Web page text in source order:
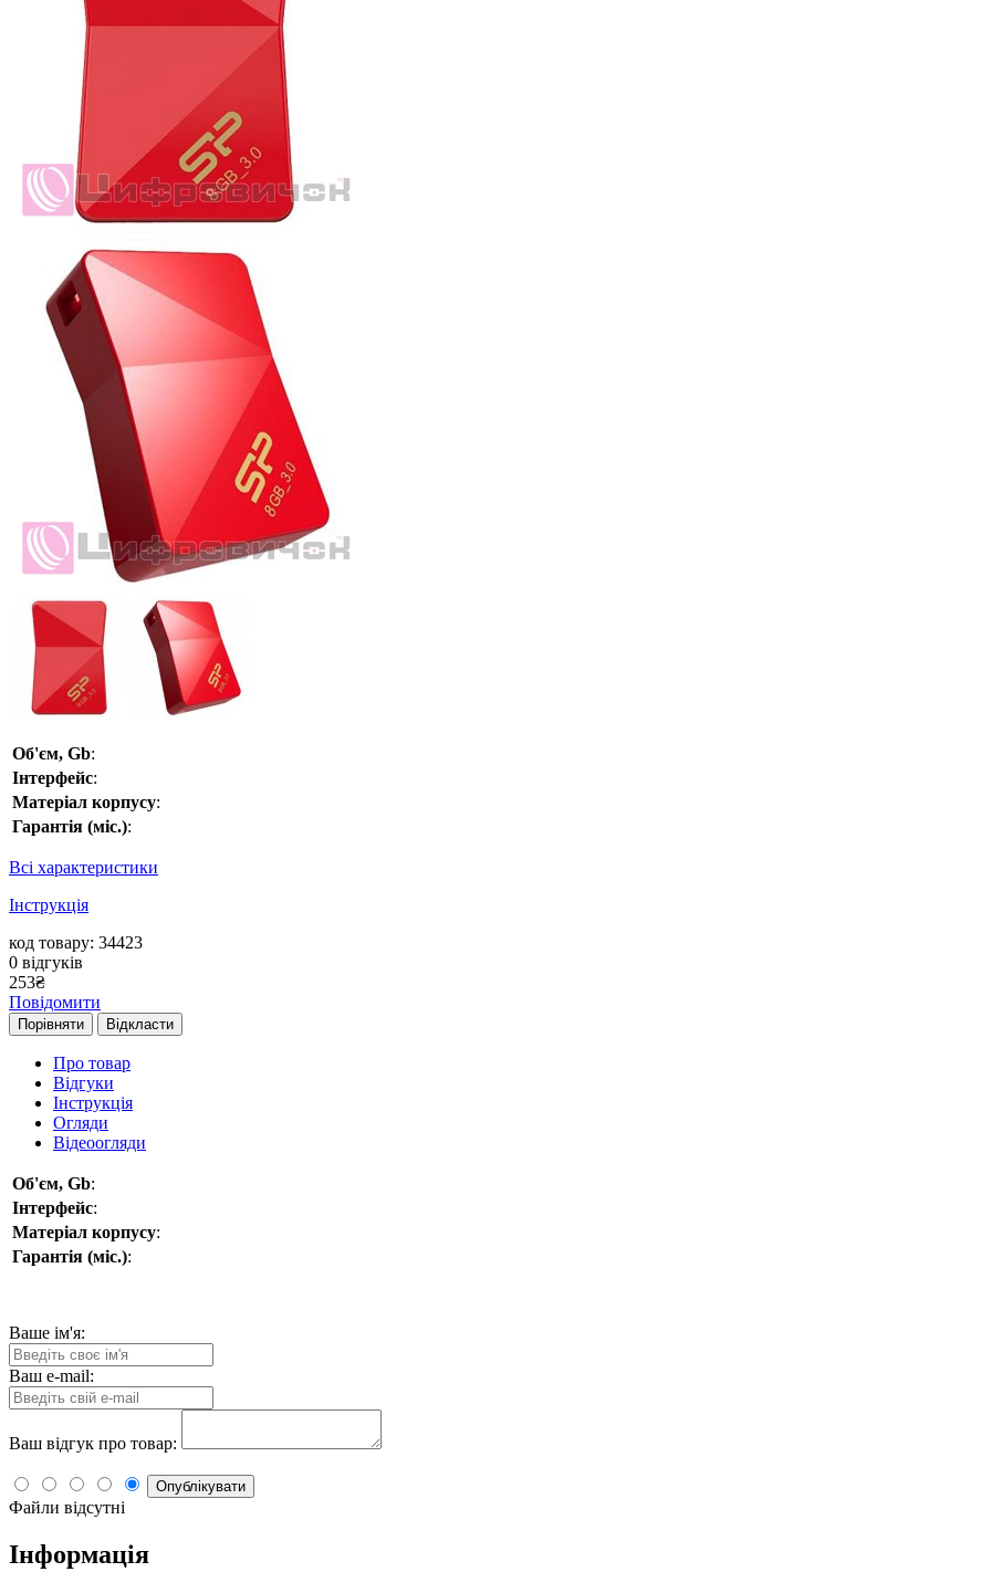
Об'єм, Gb:
Інтерфейс:
Матеріал корпусу:
Гарантія (міс.):
Всі характеристики
Інструкція
код товару: 34423
0 відгуків
253₴
Повідомити
Порівняти Відкласти
Про товар
Відгуки
Інструкція
Огляди
Відеоогляди
Об'єм, Gb:
Інтерфейс:
Матеріал корпусу:
Гарантія (міс.):
Ваше ім'я:
Ваш e-mail:
Ваш відгук про товар:
Опублікувати
Файли відсутні
Інформація